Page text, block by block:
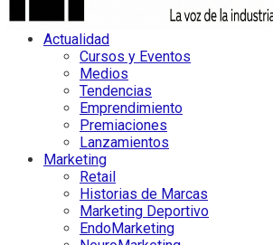
Actualidad
Cursos y Eventos
Medios
Tendencias
Emprendimiento
Premiaciones
Lanzamientos
Marketing
Retail
Historias de Marcas
Marketing Deportivo
EndoMarketing